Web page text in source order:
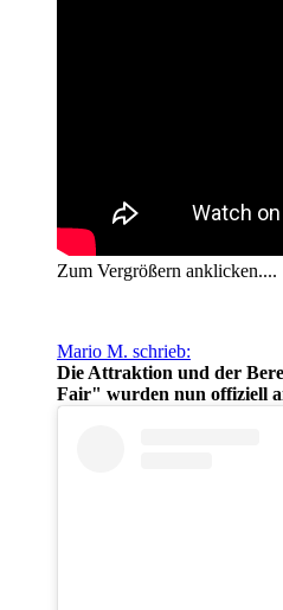
Zum Vergrößern anklicken....
Mario M. schrieb:
Die Attraktion und der
Fair" wurden nun offiziell